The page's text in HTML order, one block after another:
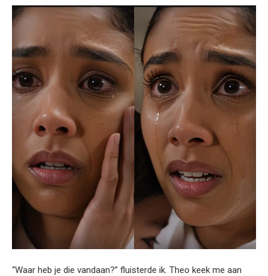
“Waar heb je die vandaan?” fluisterde ik. Theo keek me aan